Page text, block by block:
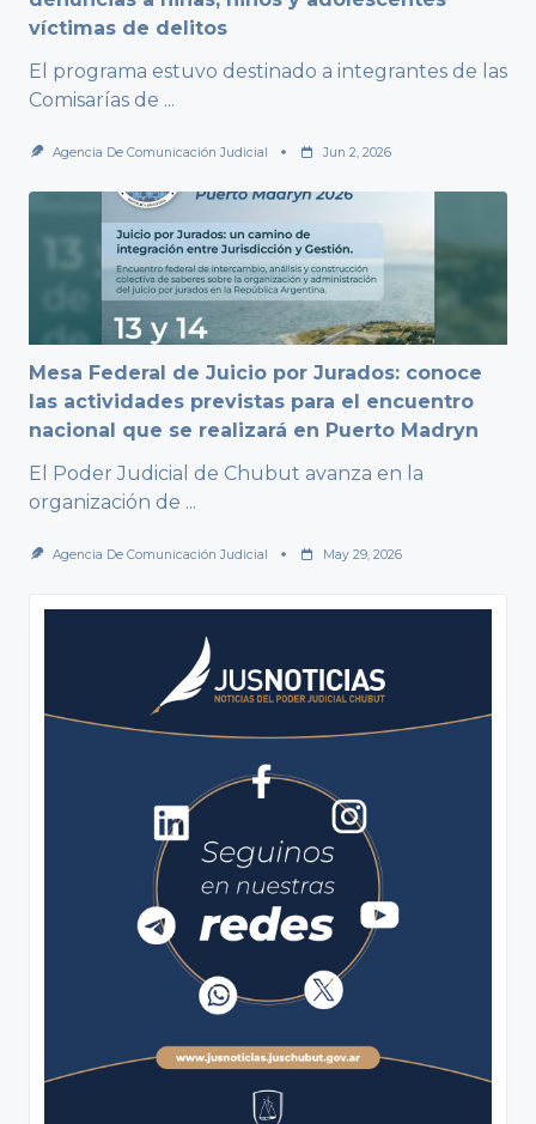
víctimas de delitos
El programa estuvo destinado a integrantes de las
Comisarías de ...
Agencia De Comunicación Judicial Jun 2, 2026
Mesa Federal de Juicio por Jurados: conoce
las actividades previstas para el encuentro
nacional que se realizará en Puerto Madryn
El Poder Judicial de Chubut avanza en la
organización de ...
Agencia De Comunicación Judicial May 29, 2026